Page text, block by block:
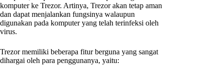
komputer ke Trezor. Artinya, Trezor akan tetap aman
dan dapat menjalankan fungsinya walaupun
digunakan pada komputer yang telah terinfeksi oleh
virus.
Trezor memiliki beberapa fitur berguna yang sangat
dihargai oleh para penggunanya, yaitu: